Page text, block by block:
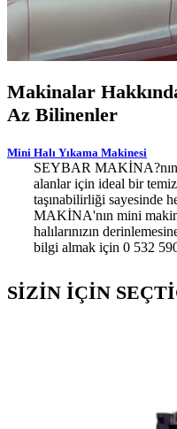
Makinalar
Az Bilinenler
Mini Halı Yıkama Makinesi
SEYBAR MAKİNA?nın
alanlar için ideal bir
taşınabilirliği sayesinde
MAKİNA'nın mini
halılarınızın
bilgi almak için 0 532
SİZİN İÇİN